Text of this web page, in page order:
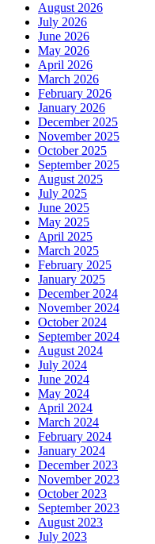
August 2026
July 2026
June 2026
May 2026
April 2026
March 2026
February 2026
January 2026
December 2025
November 2025
October 2025
September 2025
August 2025
July 2025
June 2025
May 2025
April 2025
March 2025
February 2025
January 2025
December 2024
November 2024
October 2024
September 2024
August 2024
July 2024
June 2024
May 2024
April 2024
March 2024
February 2024
January 2024
December 2023
November 2023
October 2023
September 2023
August 2023
July 2023